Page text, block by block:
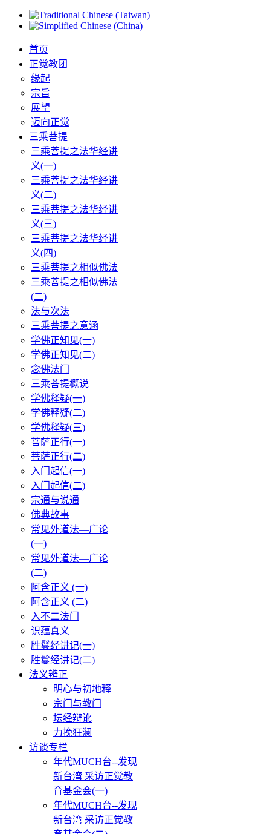
首页
正觉教团
缘起
宗旨
展望
迈向正觉
三乘菩提
三乘菩提之法华经讲
义(一)
三乘菩提之法华经讲
义(二)
三乘菩提之法华经讲
义(三)
三乘菩提之法华经讲
义(四)
三乘菩提之相似佛法
三乘菩提之相似佛法
(二)
法与次法
三乘菩提之意涵
学佛正知见(一)
学佛正知见(二)
念佛法门
三乘菩提概说
学佛释疑(一)
学佛释疑(二)
学佛释疑(三)
菩萨正行(一)
菩萨正行(二)
入门起信(一)
入门起信(二)
宗通与说通
佛典故事
常见外道法—广论
(一)
常见外道法—广论
(二)
阿含正义 (一)
阿含正义 (二)
入不二法门
识蕴真义
胜鬘经讲记(一)
胜鬘经讲记(二)
法义辨正
明心与初地释
宗门与教门
坛经辩讹
力挽狂澜
访谈专栏
年代MUCH台--发现
新台湾 采访正觉教
育基金会(一)
年代MUCH台--发现
新台湾 采访正觉教